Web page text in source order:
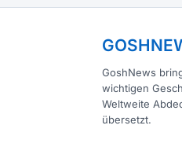
GoshNews
wichtigen
Weltweite
übersetzt.